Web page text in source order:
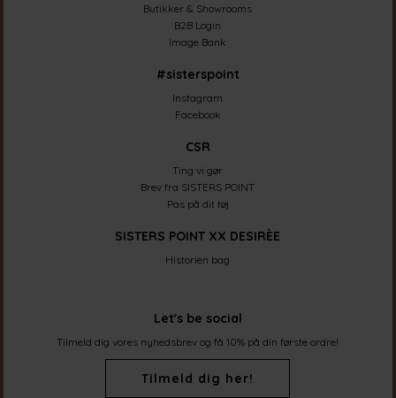
Butikker & Showrooms
B2B Login
Image Bank
#sisterspoint
Instagram
Facebook
CSR
Ting vi gør
Brev fra SISTERS POINT
Pas på dit tøj
SISTERS POINT XX DESIRÈE
Historien bag
Let's be social
Tilmeld dig vores nyhedsbrev og få 10% på din første ordre!
Tilmeld dig her!